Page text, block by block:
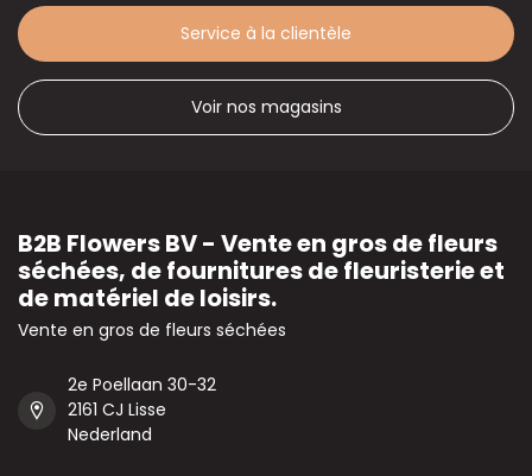
Service à la clientèle
Voir nos magasins
B2B Flowers BV - Vente en gros de fleurs
séchées, de fournitures de fleuristerie et
de matériel de loisirs.
Vente en gros de fleurs séchées
2e Poellaan 30-32
2161 CJ Lisse
Nederland